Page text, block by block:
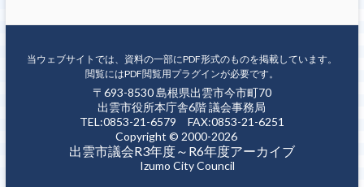
当ウェブサイトでは、資料の一部にPDF形式のものを掲載しています。
閲覧にはPDF閲覧用プラグインが必要です。
〒693-8530 島根県出雲市今市町70
出雲市役所本庁舎6階 議会事務局
TEL:0853-21-6579 FAX:0853-21-6251
Copyright © 2000-2026
出雲市議会R3年度～R6年度アーカイブ
Izumo City Council